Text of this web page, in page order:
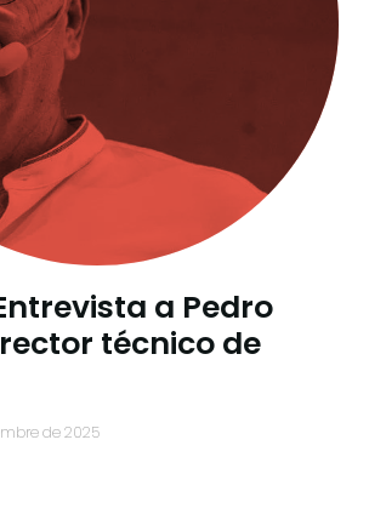
a Pedro
técnico de
de 2025